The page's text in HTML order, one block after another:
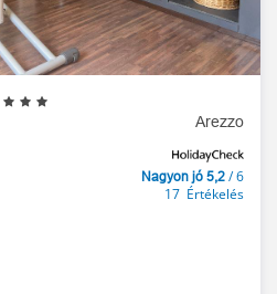
Arezzo
Nagyon jó 5,2 / 6
17 Értékelés